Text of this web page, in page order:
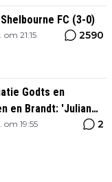
FC (3-0)
21:15 2590
Godts en
en Brandt: 'Julian
om 19:55 2